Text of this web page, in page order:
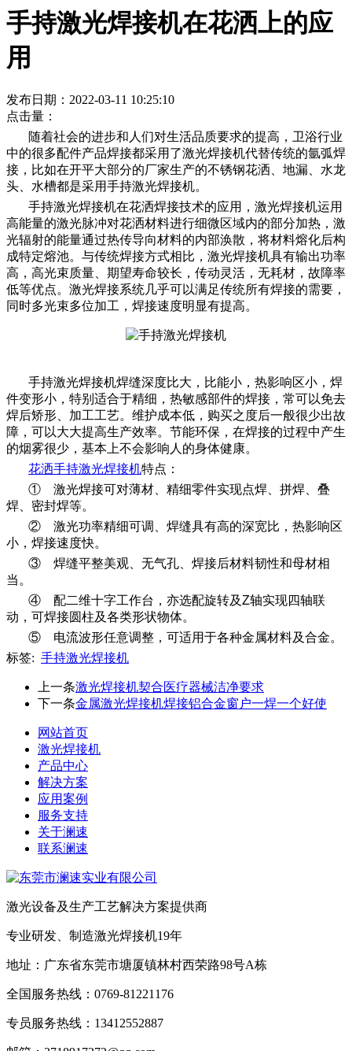
手持激光焊接机在花洒上的应
用
发布日期：2022-03-11 10:25:10
点击量：
随着社会的进步和人们对生活品质要求的提高，卫浴行业
中的很多配件产品焊接都采用了激光焊接机代替传统的氩弧焊
接，比如在开平大部分的厂家生产的不锈钢花洒、地漏、水龙
头、水槽都是采用手持激光焊接机。
手持激光焊接机在花洒焊接技术的应用，激光焊接机运用
高能量的激光脉冲对花洒材料进行细微区域内的部分加热，激
光辐射的能量通过热传导向材料的内部涣散，将材料熔化后构
成特定熔池。与传统焊接方式相比，激光焊接机具有输出功率
高，高光束质量、期望寿命较长，传动灵活，无耗材，故障率
低等优点。激光焊接系统几乎可以满足传统所有焊接的需要，
同时多光束多位加工，焊接速度明显有提高。
手持激光焊接机焊缝深度比大，比能小，热影响区小，焊
件变形小，特别适合于精细，热敏感部件的焊接，常可以免去
焊后矫形、加工工艺。维护成本低，购买之度后一般很少出故
障，可以大大提高生产效率。节能环保，在焊接的过程中产生
的烟雾很少，基本上不会影响人的身体健康。
花洒手持激光焊接机特点：
① 激光焊接可对薄材、精细零件实现点焊、拼焊、叠
焊、密封焊等。
② 激光功率精细可调、焊缝具有高的深宽比，热影响区
小，焊接速度快。
③ 焊缝平整美观、无气孔、焊接后材料韧性和母材相
当。
④ 配二维十字工作台，亦选配旋转及Z轴实现四轴联
动，可焊接圆柱及各类形状物体。
⑤ 电流波形任意调整，可适用于各种金属材料及合金。
标签: 手持激光焊接机
上一条激光焊接机契合医疗器械洁净要求
下一条金属激光焊接机焊接铝合金窗户一焊一个好使
网站首页
激光焊接机
产品中心
解决方案
应用案例
服务支持
关于澜速
联系澜速
激光设备及生产工艺解决方案提供商
专业研发、制造激光焊接机19年
地址：广东省东莞市塘厦镇林村西荣路98号A栋
全国服务热线：0769-81221176
专员服务热线：13412552887